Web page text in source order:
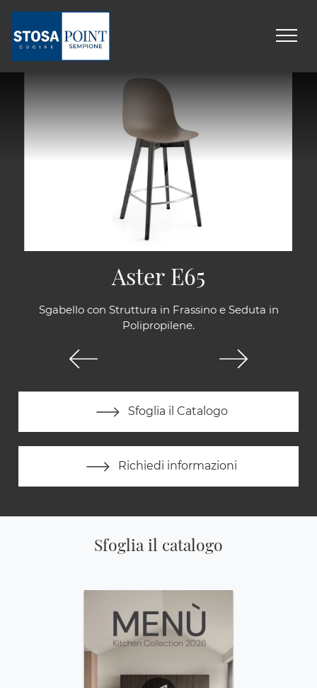
Sgabello con Struttura in Frassino e Seduta in
Polipropilene.
Sfoglia il Catalogo
Richiedi informazioni
Aster E65
Sfoglia il catalogo